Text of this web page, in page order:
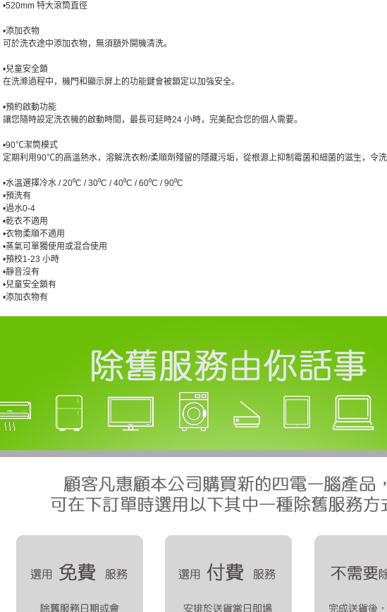
•520mm 特大滾筒直徑
•添加衣物
可於洗衣途中添加衣物，無須額外開機清洗。
•兒童安全鎖
在洗滌過程中，機門和顯示屏上的功能鍵會被鎖定以加強安全。
•預約啟動功能
讓您隨時設定洗衣機的啟動時間，最長可延時24 小時，完美配合您的個人需要。
•90℃潔筒模式
定期利用90℃的高溫熱水，溶解洗衣粉/柔順劑殘留的隱藏污垢，從根源上抑制霉菌和細菌的滋生，令洗
•水溫選擇冷水 / 20⁰C / 30⁰C / 40⁰C / 60⁰C / 90⁰C
•預洗有
•過水0-4
•乾衣不適用
•衣物柔順不適用
•蒸氣可單獨使用或混合使用
•預校1-23 小時
•靜音沒有
•兒童安全鎖有
•添加衣物有